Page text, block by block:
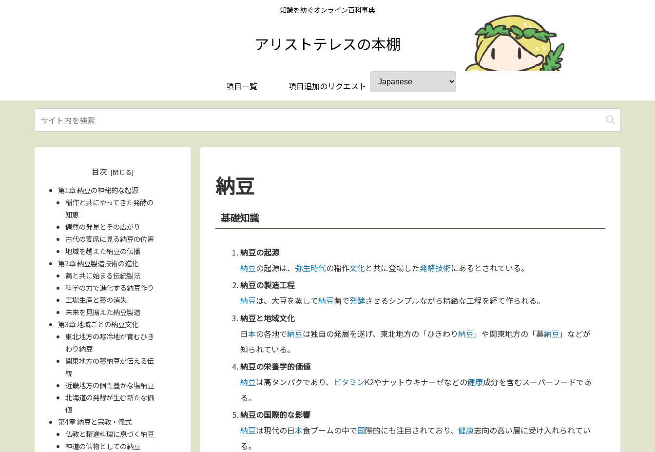
知識を紡ぐオンライン百科事典
アリストテレスの本棚
項目一覧 項目追加のリクエスト
納豆
基礎知識
納豆の起源
納豆の起源は、 弥生時代の稲作文化と共に登場した発酵技術にあるとされている。
納豆の製造工程
納豆は、大豆を蒸して納豆菌で発酵させるシンプルながら精緻な工程を経て作られる。
納豆と地域文化
日本の各地で納豆は独自の発展を遂げ、東北地方の「ひきわり納豆 」や関東地方の「藁納豆 」などが
知られている。
納豆の栄養学的価値
納豆は高タンパクであり、 ビタミンK2やナットウキナーゼなどの健康成分を含むスーパーフードであ
る。
納豆の国際的な影響
納豆は現代の日本食ブームの中で国際的にも注目されており、健康志向の高い層に受け入れられてい
る。
目次
第1章 納豆の神秘的な起源
稲作と共にやってきた発酵の
知恵
偶然の発見とその広がり
古代の宴席に見る納豆の位置
地域を越えた納豆の伝播
第2章 納豆製造技術の進化
藁と共に始まる伝統製法
科学の力で進化する納豆作り
工場生産と藁の消失
未来を見据えた納豆製造
第3章 地域ごとの納豆文化
東北地方の寒冷地が育むひき
わり納豆
関東地方の藁納豆が伝える伝
統
近畿地方の個性豊かな塩納豆
北海道の発酵が生む新たな価
値
第4章 納豆と宗教・儀式
仏教と精進料理に息づく納豆
神道の供物としての納豆